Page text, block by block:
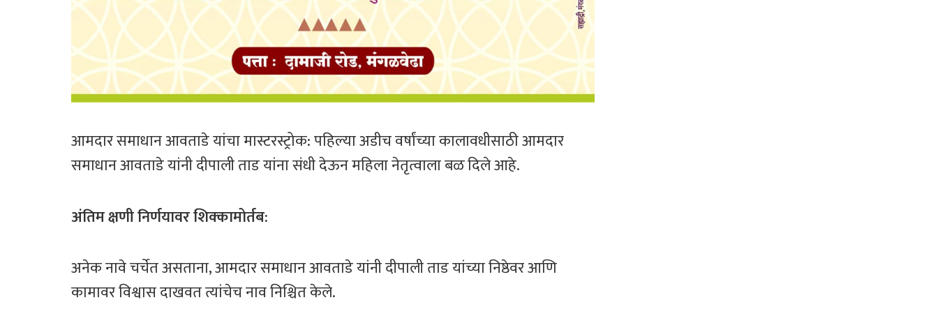
​​आमदार समाधान आवताडे यांचा मास्टरस्ट्रोक: पहिल्या अडीच वर्षांच्या कालावधीसाठी आमदार
समाधान आवताडे यांनी दीपाली ताड यांना संधी देऊन महिला नेतृत्वाला बळ दिले आहे.
अंतिमक्षणीनिर्णयावरशिक्कामोर्तब:
अनेक नावे चर्चेत असताना, आमदार समाधान आवताडे यांनी दीपाली ताड यांच्या निष्ठेवर आणि
कामावर विश्वास दाखवत त्यांचेच नाव निश्चित केले.